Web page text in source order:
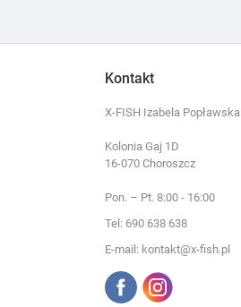
Kontakt
X-FISH Izabela Popławska
Kolonia Gaj 1D
16-070 Choroszcz
Pon. – Pt. 8:00 - 16:00
Tel: 690 638 638
E-mail: kontakt@x-fish.pl